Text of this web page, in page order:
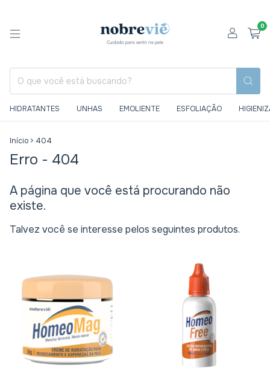
0
HIDRATANTES UNHAS EMOLIENTE ESFOLIAÇÃO
Início > 404
Erro - 404
A página que você está procurando não
existe.
Talvez você se interesse pelos seguintes produtos.